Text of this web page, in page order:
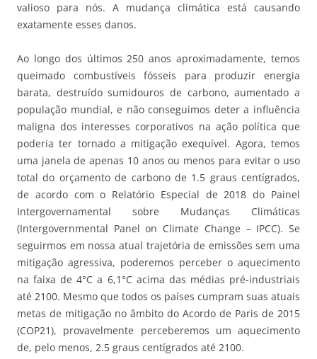
valioso para nós. A mudança climática está causando
exatamente esses danos.
Ao longo dos últimos 250 anos aproximadamente, temos
queimado combustíveis fósseis para produzir energia
barata, destruído sumidouros de carbono, aumentado a
população mundial, e não conseguimos deter a influência
maligna dos interesses corporativos na ação política que
poderia ter tornado a mitigação exequível. Agora, temos
uma janela de apenas 10 anos ou menos para evitar o uso
total do orçamento de carbono de 1.5 graus centígrados,
de acordo com o Relatório Especial de 2018 do Painel
Intergovernamental sobre Mudanças Climáticas
(Intergovernmental Panel on Climate Change – IPCC). Se
seguirmos em nossa atual trajetória de emissões sem uma
mitigação agressiva, poderemos perceber o aquecimento
na faixa de 4°C a 6,1°C acima das médias pré-industriais
até 2100. Mesmo que todos os países cumpram suas atuais
metas de mitigação no âmbito do Acordo de Paris de 2015
(COP21), provavelmente perceberemos um aquecimento
de, pelo menos, 2.5 graus centígrados até 2100.